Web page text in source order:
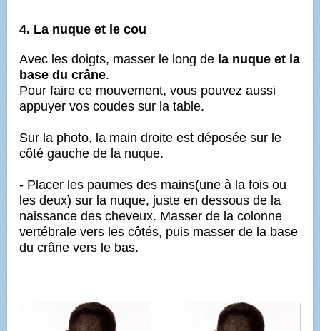
4. La nuque et le cou
Avec les doigts, masser le long de la nuque et la
base du crâne.
Pour faire ce mouvement, vous pouvez aussi
appuyer vos coudes sur la table.
Sur la photo, la main droite est déposée sur le
côté gauche de la nuque.
- Placer les paumes des mains(une à la fois ou
les deux) sur la nuque, juste en dessous de la
naissance des cheveux. Masser de la colonne
vertébrale vers les côtés, puis masser de la base
du crâne vers le bas.